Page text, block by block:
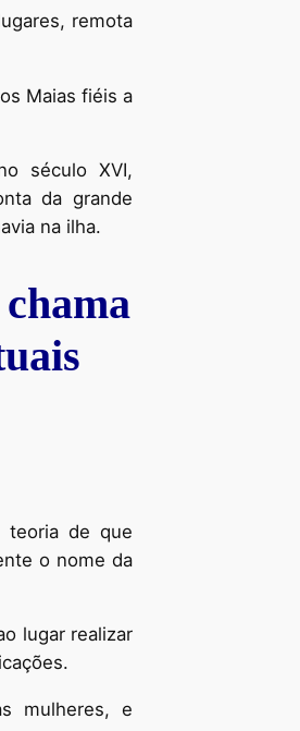
remota
Maias fiéis a
século XVI,
da grande
na ilha.
teoria de que
o nome da
lugar realizar
mulheres, e